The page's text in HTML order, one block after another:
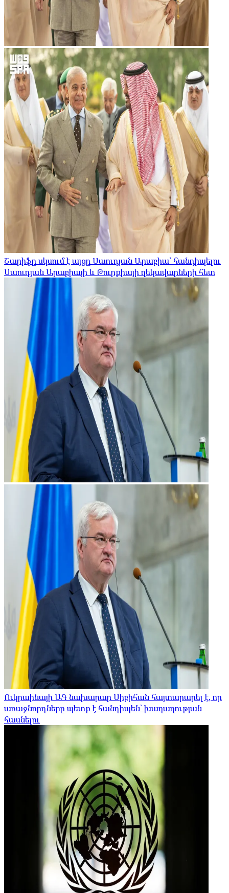
Շարիֆը սկսում է այցը Սաուդյան Արաբիա՝ հանդիպելու
Սաուդյան Արաբիայի և Թուրքիայի ղեկավարների հետ
Ուկրաինայի ԱԳ նախարար Սիբիհան հայտարարել է, որ
առաջնորդները պետք է հանդիպեն՝ խաղաղության
հասնելու